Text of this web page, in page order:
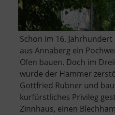
Schon im 16.
aus Annaberg ein
Ofen bauen. Doch im
wurde der Hammer
Gottfried Rubner und
kurfürstliches Privileg
Zinnhaus, einen